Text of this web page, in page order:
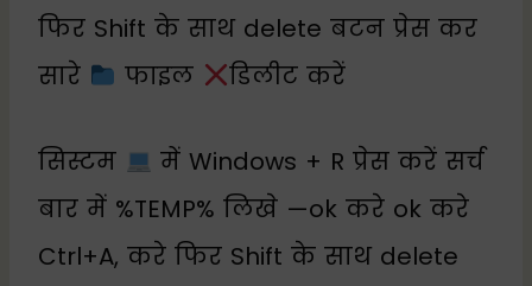
फिर Shift के साथ delete बटन प्रेस कर
सारे
फाइल डिलीट करें
सिस्टम
में Windows + R प्रेस करें सर्च
बार में %TEMP% लिखे —ok करे ok करे
Ctrl+A, करे फिर Shift के साथ delete